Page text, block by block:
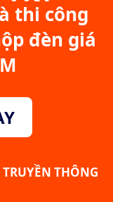
thi công
đèn giá
THÔNG